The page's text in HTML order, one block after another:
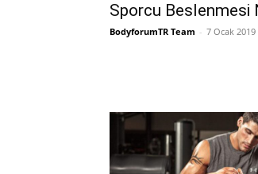
Sporcu Beslenmesi
BodyforumTR Team - 7 Ocak 2019